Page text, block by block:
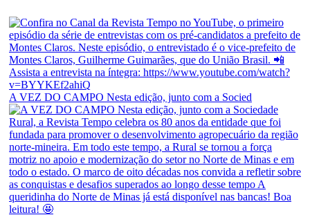
A VEZ DO CAMPO Nesta edição, junto com a Socied